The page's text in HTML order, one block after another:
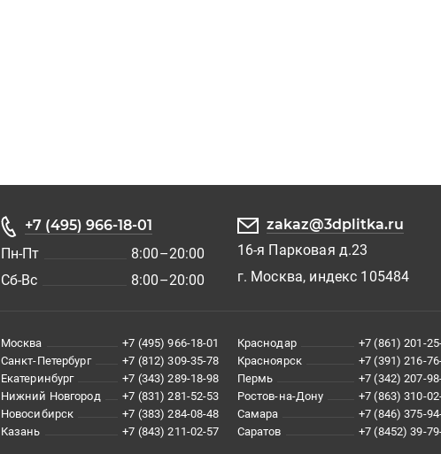
+7 (495) 966-18-01
Пн-Пт
8:00–20:00
Сб-Вс
8:00–20:00
zakaz@3dplitka.ru
16-я Парковая д.23
г. Москва, индекс 105484
Москва
+7 (495) 966-18-01
Санкт-Петербург
+7 (812) 309-35-78
Екатеринбург
+7 (343) 289-18-98
Нижний Новгород
+7 (831) 281-52-53
Новосибирск
+7 (383) 284-08-48
Казань
+7 (843) 211-02-57
Краснодар
+7 (861) 201-
Красноярск
+7 (391) 216-
Пермь
+7 (342) 207-
Ростов-на-Дону
+7 (863) 310-
Самара
+7 (846) 375-
Саратов
+7 (8452) 39-